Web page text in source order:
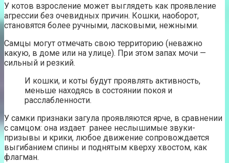
У котов взросление может выглядеть как проявление
агрессии без очевидных причин. Кошки, наоборот,
становятся более ручными, ласковыми, нежными.
Самцы могут отмечать свою территорию (неважно
какую, в доме или на улице). При этом запах мочи —
сильный и резкий.
И кошки, и коты будут проявлять активность,
меньше находясь в состоянии покоя и
расслабленности.
У самки признаки загула проявляются ярче, в сравнении
с самцом: она издает ранее неслышимые звуки-
призывы и крики, любое движение сопровождается
выгибанием спины и поднятым кверху хвостом, как
флагман.